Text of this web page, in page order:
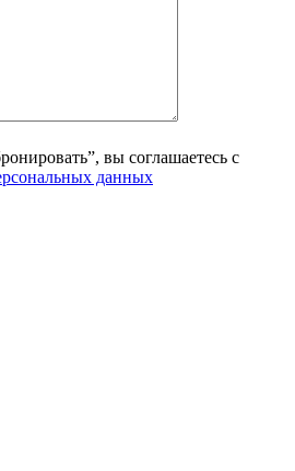
вы соглашаетесь с
данных